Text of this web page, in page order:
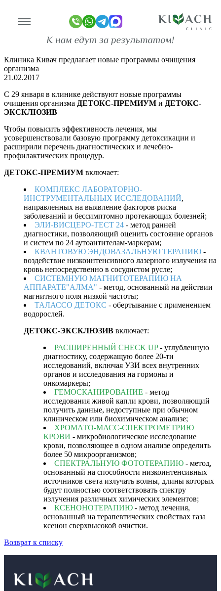
копии)
Клиника Кивач предлагает новые
программы очищения организма
Клиника Кивач предлагает новые программы очищения
организма
21.02.2017
С 29 января в клинике действуют новые программы
очищения организма ДЕТОКС-ПРЕМИУМ и ДЕТОКС-
ЭКСКЛЮЗИВ
Чтобы повысить эффективность лечения, мы
усовершенствовали базовую программу детоксикации и
расширили перечень диагностических и лечебно-
профилактических процедур.
ДЕТОКС-ПРЕМИУМ включает:
КОМПЛЕКС ЛАБОРАТОРНО-
ИНСТРУМЕНТАЛЬНЫХ ИССЛЕДОВАНИЙ,
направленных на выявление факторов риска
заболеваний и бессимптомно протекающих болезней;
ЭЛИ-ВИСЦЕРО-ТЕСТ 24 - метод ранней
диагностики, позволяющий оценить состояние органов
и систем по 24 аутоантителам-маркерам;
КВАНТОВУЮ ЭНДОВАЗАЛЬНУЮ ТЕРАПИЮ -
воздействие низкоинтенсивного лазерного излучения на
кровь непосредственно в сосудистом русле;
СИСТЕМНУЮ МАГНИТОТЕРАПИЮ НА
АППАРАТЕ"АЛМА" - метод, основанный на действии
магнитного поля низкой частоты;
ТАЛАССО ДЕТОКС - обертывание с применением
водорослей.
ДЕТОКС-ЭКСКЛЮЗИВ включает:
РАСШИРЕННЫЙ CHECK UP- углубленную
диагностику, содержащую более 20-ти
исследований, включая УЗИ всех внутренних
органов и исследования на гормоны и
онкомаркеры;
ГЕМОСКАНИРОВАНИЕ - метод
исследования живой капли крови, позволяющий
получить данные, недоступные при обычном
клиническом или биохимическом анализе;
ХРОМАТО-МАСС-СПЕКТРОМЕТРИЮ
КРОВИ - микробиологическое исследование
крови, позволяющее в одном анализе определить
более 50 микроорганизмов;
СПЕКТРАЛЬНУЮ ФОТОТЕРАПИЮ - метод,
основанный на способности низкоинтенсивных
источников света излучать волны, длины которых
будут полностью соответствовать спектру
излучения различных химических элементов;
КСЕНОНОТЕРАПИЮ - метод лечения,
основанный на терапевтических свойствах газа
ксенон сверхвысокой очистки.
Возврат к списку